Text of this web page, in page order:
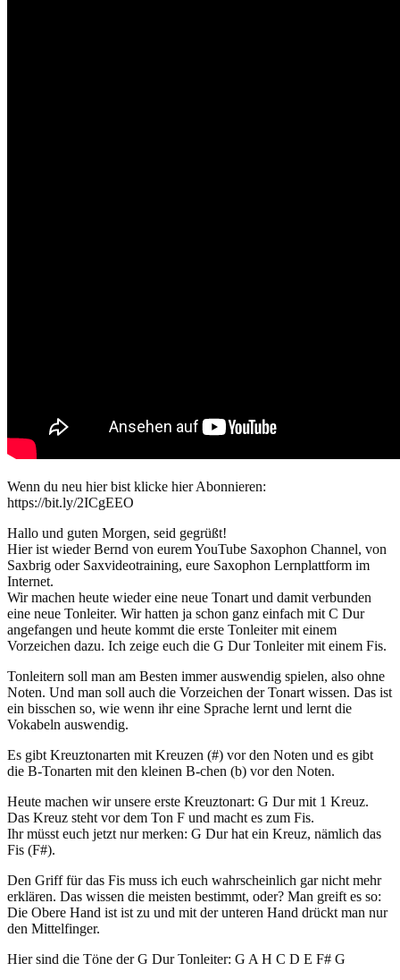
Wenn du neu hier bist klicke hier Abonnieren:
https://bit.ly/2ICgEEO
Hallo und guten Morgen, seid gegrüßt!
Hier ist wieder Bernd von eurem YouTube Saxophon Channel, von
Saxbrig oder Saxvideotraining, eure Saxophon Lernplattform im
Internet.
Wir machen heute wieder eine neue Tonart und damit verbunden
eine neue Tonleiter. Wir hatten ja schon ganz einfach mit C Dur
angefangen und heute kommt die erste Tonleiter mit einem
Vorzeichen dazu. Ich zeige euch die G Dur Tonleiter mit einem Fis.
Tonleitern soll man am Besten immer auswendig spielen, also ohne
Noten. Und man soll auch die Vorzeichen der Tonart wissen. Das ist
ein bisschen so, wie wenn ihr eine Sprache lernt und lernt die
Vokabeln auswendig.
Es gibt Kreuztonarten mit Kreuzen (#) vor den Noten und es gibt
die B-Tonarten mit den kleinen B-chen (b) vor den Noten.
Heute machen wir unsere erste Kreuztonart: G Dur mit 1 Kreuz.
Das Kreuz steht vor dem Ton F und macht es zum Fis.
Ihr müsst euch jetzt nur merken: G Dur hat ein Kreuz, nämlich das
Fis (F#).
Den Griff für das Fis muss ich euch wahrscheinlich gar nicht mehr
erklären. Das wissen die meisten bestimmt, oder? Man greift es so:
Die Obere Hand ist ist zu und mit der unteren Hand drückt man nur
den Mittelfinger.
Hier sind die Töne der G Dur Tonleiter: G A H C D E F# G